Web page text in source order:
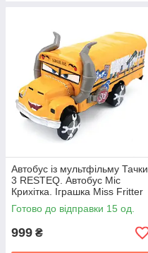
Автобус із мультфільму Тачки
3 RESTEQ. Автобус Міс
Крихітка. Іграшка Miss Fritter
вантажівка з мультфільму
Cars 3
Готово до відправки 15 од.
999 ₴